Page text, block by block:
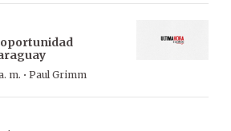
m. · Paul Grimm